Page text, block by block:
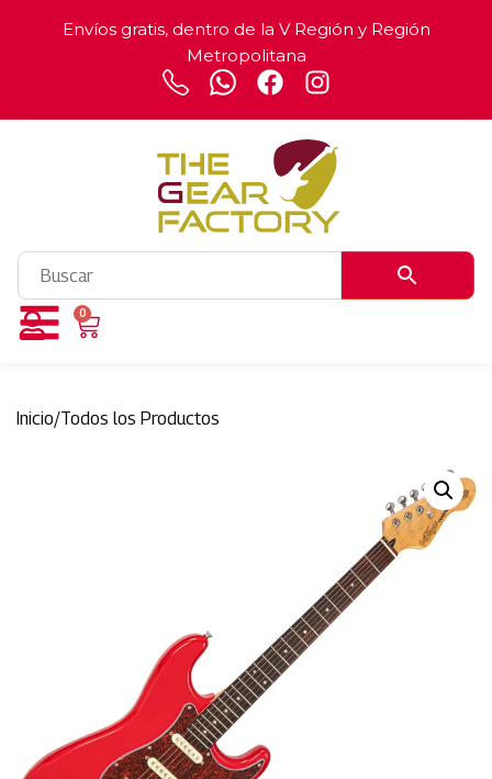
Envíos gratis, dentro de la V Región y Región
Metropolitana
0
Inicio/Todos los Productos